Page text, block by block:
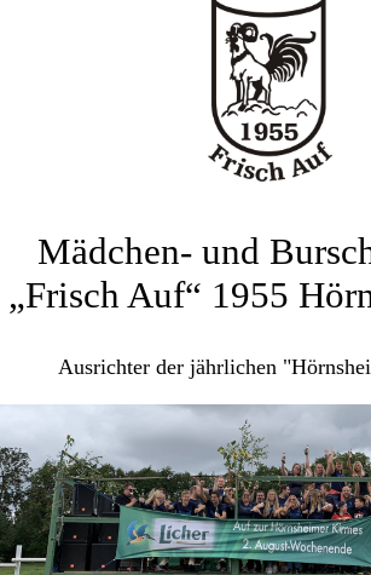
Mädchen- und
„Frisch Auf“ 1955
Ausrichter der jährlichen